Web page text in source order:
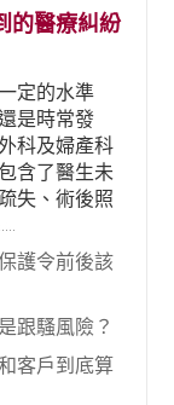
的醫療糾紛
定的水準
是時常發
科及婦產科
含了醫生未
失、術後照
進步，但醫
生。很多案
不幸遇到相
護令前後該
跟騷風險？
客戶到底算